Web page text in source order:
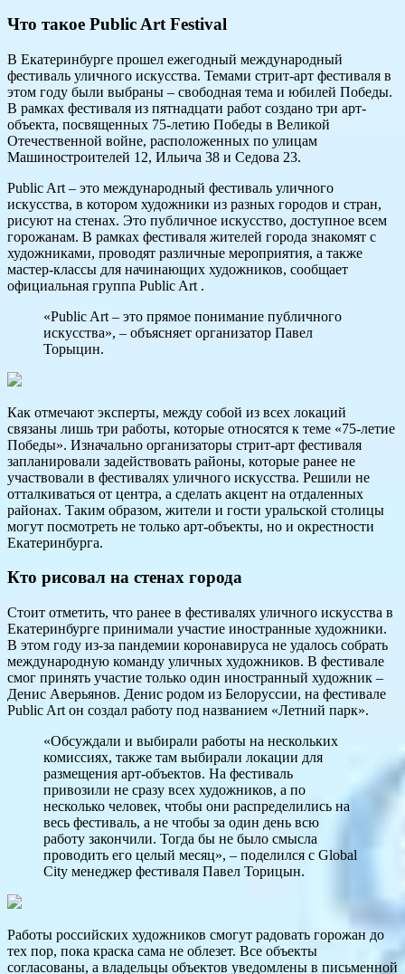
Что такое Public Art Festival
В Екатеринбурге прошел ежегодный международный
фестиваль уличного искусства. Темами стрит-арт фестиваля в
этом году были выбраны – свободная тема и юбилей Победы.
В рамках фестиваля из пятнадцати работ создано три арт-
объекта, посвященных 75-летию Победы в Великой
Отечественной войне, расположенных по улицам
Машиностроителей 12, Ильича 38 и Седова 23.
Public Art – это международный фестиваль уличного
искусства, в котором художники из разных городов и стран,
рисуют на стенах. Это публичное искусство, доступное всем
горожанам. В рамках фестиваля жителей города знакомят с
художниками, проводят различные мероприятия, а также
мастер-классы для начинающих художников, сообщает
официальная группа Public Art .
«Public Art – это прямое понимание публичного
искусства», – объясняет организатор Павел
Торыцин.
Как отмечают эксперты, между собой из всех локаций
связаны лишь три работы, которые относятся к теме «75-летие
Победы». Изначально организаторы стрит-арт фестиваля
запланировали задействовать районы, которые ранее не
участвовали в фестивалях уличного искусства. Решили не
отталкиваться от центра, а сделать акцент на отдаленных
районах. Таким образом, жители и гости уральской столицы
могут посмотреть не только арт-объекты, но и окрестности
Екатеринбурга.
Кто рисовал на стенах города
Стоит отметить, что ранее в фестивалях уличного искусства в
Екатеринбурге принимали участие иностранные художники.
В этом году из-за пандемии коронавируса не удалось собрать
международную команду уличных художников. В фестивале
смог принять участие только один иностранный художник –
Денис Аверьянов. Денис родом из Белоруссии, на фестивале
Public Art он создал работу под названием «Летний парк».
«Обсуждали и выбирали работы на нескольких
комиссиях, также там выбирали локации для
размещения арт-объектов. На фестиваль
привозили не сразу всех художников, а по
несколько человек, чтобы они распределились на
весь фестиваль, а не чтобы за один день всю
работу закончили. Тогда бы не было смысла
проводить его целый месяц», – поделился с Global
City менеджер фестиваля Павел Торицын.
Работы российских художников смогут радовать горожан до
тех пор, пока краска сама не облезет. Все объекты
согласованы, а владельцы объектов уведомлены в письменной